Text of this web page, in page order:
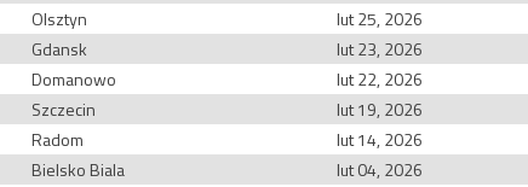
Olsztyn
lut 25, 2026
Gdansk
lut 23, 2026
Domanowo
lut 22, 2026
Szczecin
lut 19, 2026
Radom
lut 14, 2026
Bielsko Biala
lut 04, 2026